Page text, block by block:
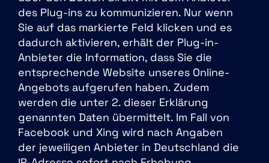
des Plug-ins zu kommunizieren. Nur wenn
Sie auf das markierte Feld klicken und es
dadurch aktivieren, erhält der Plug-in-
Anbieter die Information, dass Sie die
entsprechende Website unseres Online-
Angebots aufgerufen haben. Zudem
werden die unter 2. dieser Erklärung
genannten Daten übermittelt. Im Fall von
Facebook und Xing wird nach Angaben
der jeweiligen Anbieter in Deutschland die